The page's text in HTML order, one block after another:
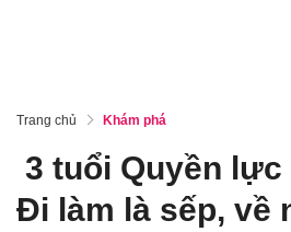
Trang chủ Khám phá
3 tuổi Quyền
Đi làm là sếp, về